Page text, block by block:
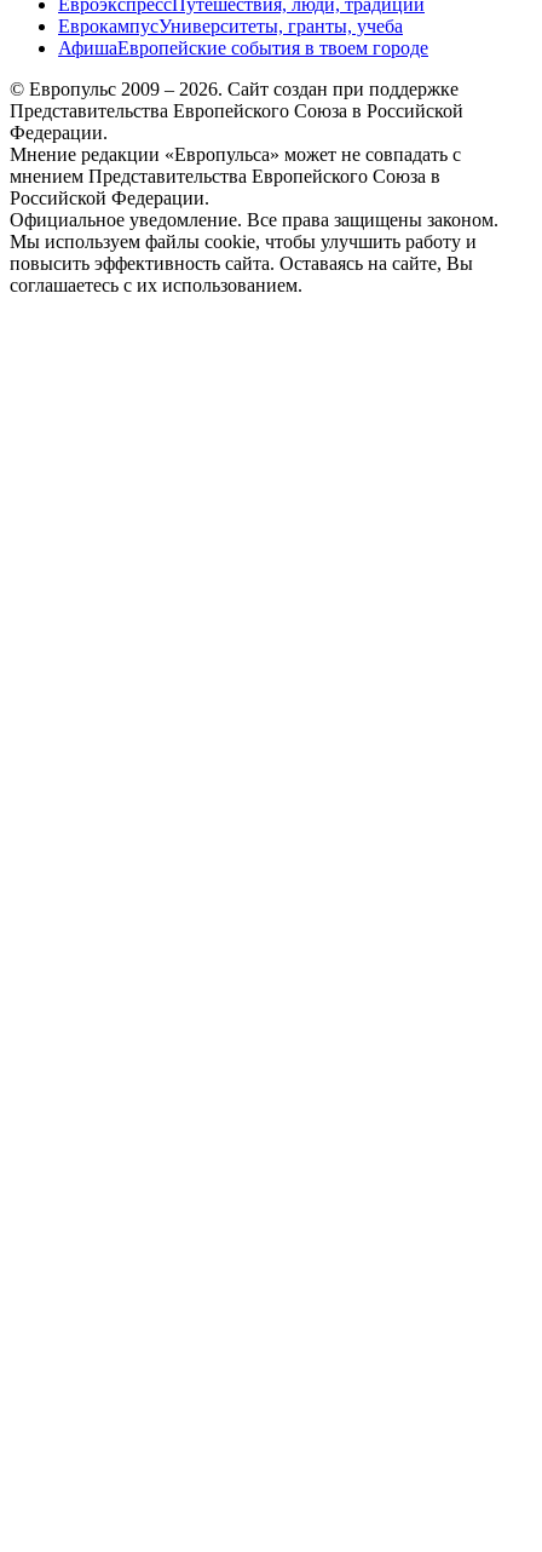
Евроэкспресс Путешествия, люди, традиции
ЕврокампусУниверситеты, гранты, учеба
АфишаЕвропейские события в твоем городе
© Европульс 2009 – 2026. Сайт создан при поддержке
Представительства Европейского Союза в Российской
Федерации.
Мнение редакции «Европульса» может не совпадать с
мнением Представительства Европейского Союза в
Российской Федерации.
Официальное уведомление. Все права защищены законом.
Мы используем файлы cookie, чтобы улучшить работу и
повысить эффективность сайта. Оставаясь на сайте, Вы
соглашаетесь с их использованием.